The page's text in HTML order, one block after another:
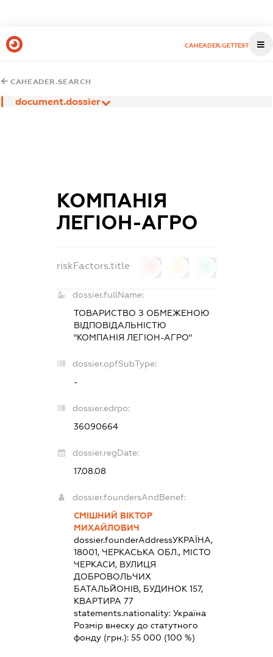
CAHEADER.GETTEST
CAHEADER.SEARCH
document.dossier
КОМПАНІЯ
ЛЕГІОН-АГРО
riskFactors.title
dossier.fullName:
ТОВАРИСТВО З ОБМЕЖЕНОЮ
ВІДПОВІДАЛЬНІСТЮ
"КОМПАНІЯ ЛЕГІОН-АГРО"
dossier.opfSubType:
-
dossier.edrpo:
36090664
dossier.regDate:
17.08.08
dossier.foundersAndBenef:
СМІШНИЙ ВІКТОР
МИХАЙЛОВИЧ
dossier.founderAddressУКРАЇНА,
18001, ЧЕРКАСЬКА ОБЛ., МІСТО
ЧЕРКАСИ, ВУЛИЦЯ
ДОБРОВОЛЬЧИХ
БАТАЛЬЙОНІВ, БУДИНОК 157,
КВАРТИРА 77
statements.nationality:Україна
Розмір внеску до статутного
фонду (грн.):55 000 (100 %)